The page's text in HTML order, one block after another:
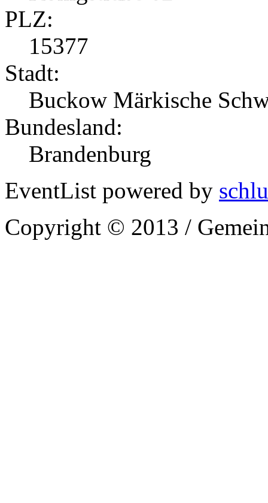
PLZ:
15377
Stadt:
Buckow Märkische
Bundesland:
Brandenburg
EventList powered by
Copyright © 2013 /